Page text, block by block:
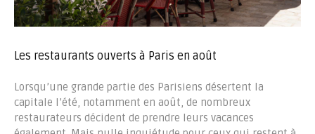
Les restaurants ouverts à Paris en août
Lorsqu’une grande partie des Parisiens désertent la
capitale l’été, notamment en août, de nombreux
restaurateurs décident de prendre leurs vacances